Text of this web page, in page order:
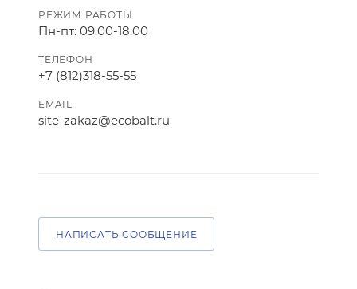
РЕЖИМ РАБОТЫ
Пн-пт: 09.00-18.00
ТЕЛЕФОН
+7 (812)318-55-55
EMAIL
site-zakaz@ecobalt.ru
НАПИСАТЬ СООБЩЕНИЕ